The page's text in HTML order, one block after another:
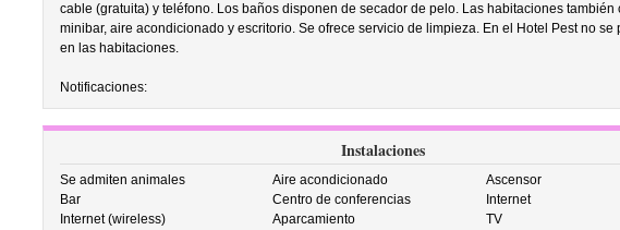
cable (gratuita) y teléfono. Los baños disponen de secador de pelo. Las habitaciones también
minibar, aire acondicionado y escritorio. Se ofrece servicio de limpieza. En el Hotel Pest no se
en las habitaciones.
Notificaciones:
Instalaciones
Se admiten animales Aire acondicionado
Ascensor
Bar
Centro de conferencias
Internet
Internet (wireless)
Aparcamiento
TV